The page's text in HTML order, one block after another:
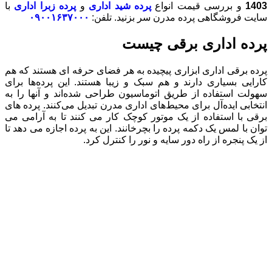
1403 و بررسی قیمت انواعپرده شید اداری و پرده زبرا اداری با
سایت فروشگاهی پرده مدرن سر بزنید. تلفن: ۰۹۰۰۱۶۳۷۰۰۰
پرده اداری برقی چیست
پرده برقی اداری ابزاری پیچیده به هر فضای حرفه ای هستند که هم
کارایی بسیاری دارند و هم سبک و زیبا هستند. این پرده‌ها برای
سهولت استفاده از طریق اتوماسیون طراحی شده‌اند و آنها را به
انتخابی ایده‌آل برای محیط‌های اداری مدرن تبدیل می‌کنند. پرده های
برقی با استفاده از یک موتور کوچک کار می کنند تا به آرامی می
توان با لمس یک دکمه پرده را بچرخانند. این به پرده اجازه می دهد تا
از یک پنجره از راه دور سایه و نور را کنترل کرد.